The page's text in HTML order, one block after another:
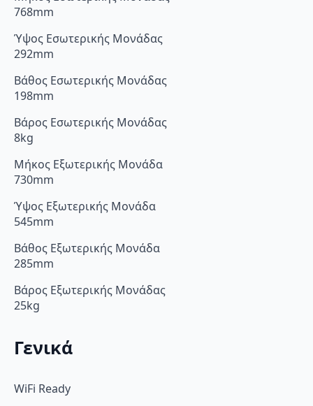
768mm
Ύψος Εσωτερικής Μονάδας
292mm
Βάθος Εσωτερικής Μονάδας
198mm
Βάρος Εσωτερικής Μονάδας
8kg
Μήκος Εξωτερικής Μονάδα
730mm
Ύψος Εξωτερικής Μονάδα
545mm
Βάθος Εξωτερικής Μονάδα
285mm
Βάρος Εξωτερικής Μονάδας
25kg
Γενικά
WiFi Ready